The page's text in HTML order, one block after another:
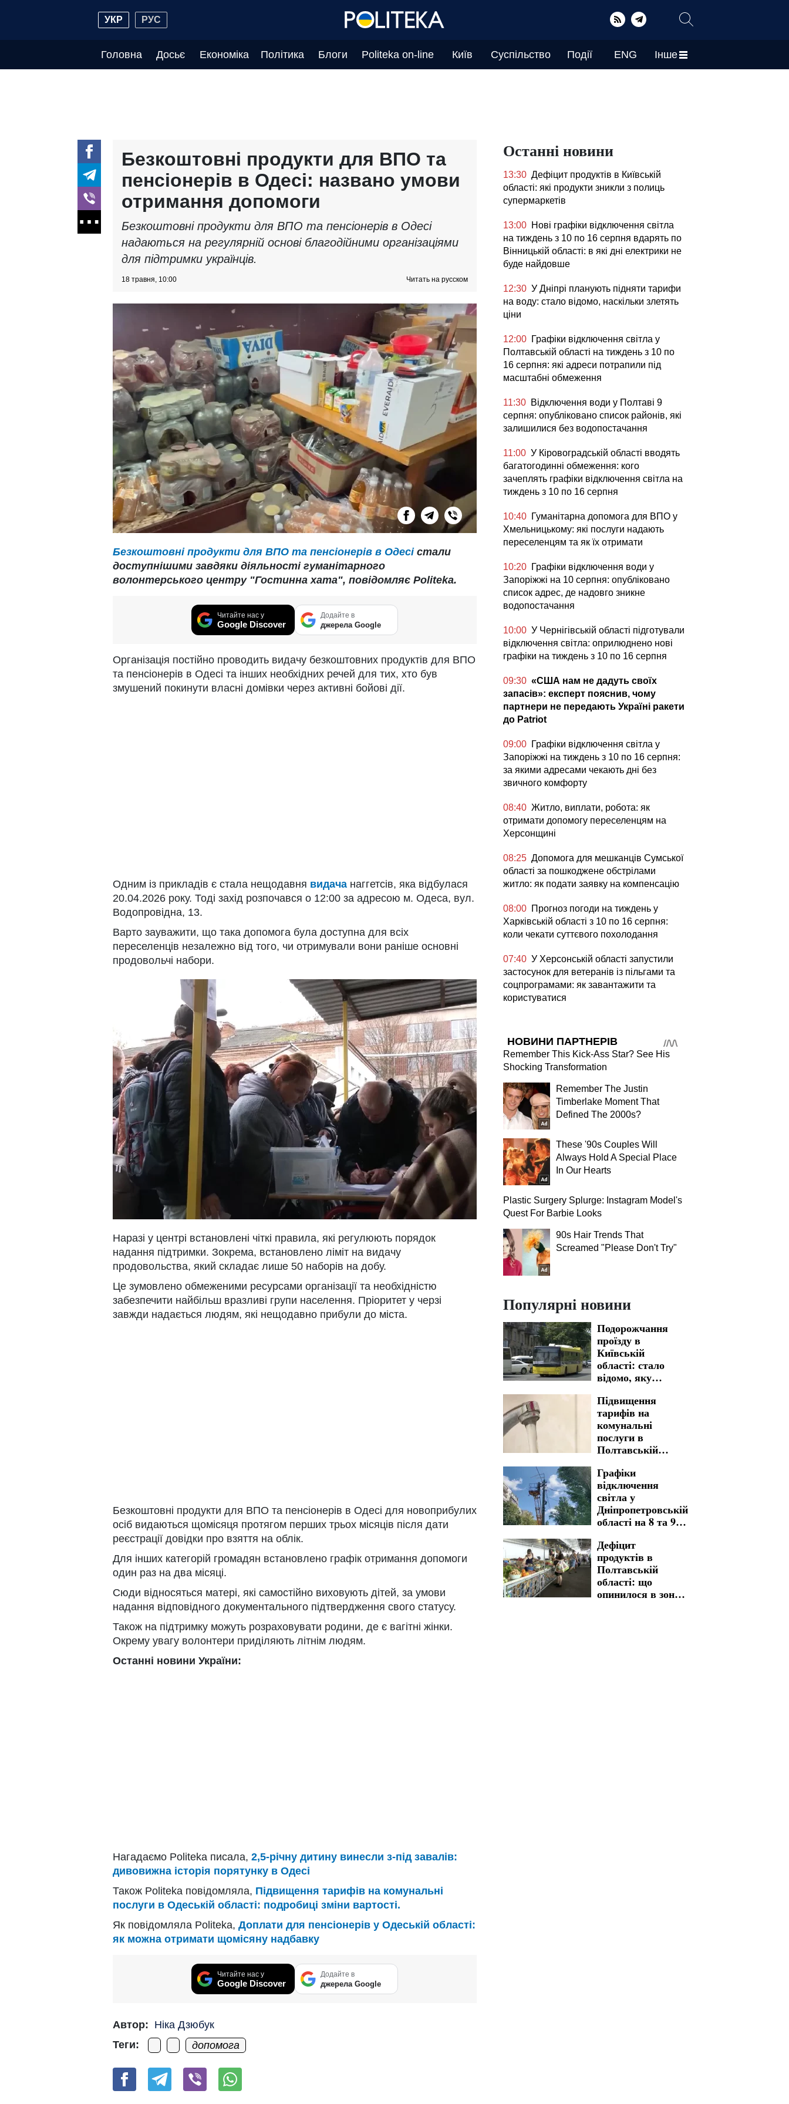
УКР РУС
Головна Досьє Економіка Політика Блоги Politeka on-line Київ Суспільство Події ENG Інше
Безкоштовні продукти для ВПО та
пенсіонерів в Одесі: названо умови
отримання допомоги
Безкоштовні продукти для ВПО та пенсіонерів в Одесі
надаються на регулярній основі благодійними організаціями
для підтримки українців.
18 травня, 10:00 Читать на русском
Безкоштовні продукти для ВПО та пенсіонерів в Одесістали
доступнішими завдяки діяльності гуманітарного
волонтерського центру "Гостинна хата", повідомляє Politeka.
Читайте нас у
Google Discover
Додайте в
джерела Google
Організація постійно проводить видачу безкоштовних продуктів для ВПО
та пенсіонерів в Одесі та інших необхідних речей для тих, хто був
змушений покинути власні домівки через активні бойові дії.
Одним із прикладів є стала нещодавня видача наггетсів, яка відбулася
20.04.2026 року. Тоді захід розпочався о 12:00 за адресою м. Одеса, вул.
Водопровідна, 13.
Варто зауважити, що така допомога була доступна для всіх
переселенців незалежно від того, чи отримували вони раніше основні
продовольчі набори.
Наразі у центрі встановлені чіткі правила, які регулюють порядок
надання підтримки. Зокрема, встановлено ліміт на видачу
продовольства, який складає лише 50 наборів на добу.
Це зумовлено обмеженими ресурсами організації та необхідністю
забезпечити найбільш вразливі групи населення. Пріоритет у черзі
завжди надається людям, які нещодавно прибули до міста.
Безкоштовні продукти для ВПО та пенсіонерів в Одесі для новоприбулих
осіб видаються щомісяця протягом перших трьох місяців після дати
реєстрації довідки про взяття на облік.
Для інших категорій громадян встановлено графік отримання допомоги
один раз на два місяці.
Сюди відносяться матері, які самостійно виховують дітей, за умови
надання відповідного документального підтвердження свого статусу.
Також на підтримку можуть розраховувати родини, де є вагітні жінки.
Окрему увагу волонтери приділяють літнім людям.
Останні новини України:
Нагадаємо Politeka писала, 2,5-річну дитину винесли з-під завалів:
дивовижна історія порятунку в Одесі
Також Politeka повідомляла, Підвищення тарифів на комунальні
послуги в Одеській області: подробиці зміни вартості.
Як повідомляла Politeka, Доплати для пенсіонерів у Одеській області:
як можна отримати щомісяну надбавку
Читайте нас у
Google Discover
Додайте в
джерела Google
Автор: Ніка Дзюбук
Теги:
допомога
Останні новини
13:30 Дефіцит продуктів в Київській
області: які продукти зникли з полиць
супермаркетів
13:00 Нові графіки відключення світла
на тиждень з 10 по 16 серпня вдарять по
Вінницькій області: в які дні електрики не
буде найдовше
12:30 У Дніпрі планують підняти тарифи
на воду: стало відомо, наскільки злетять
ціни
12:00 Графіки відключення світла у
Полтавській області на тиждень з 10 по
16 серпня: які адреси потрапили під
масштабні обмеження
11:30 Відключення води у Полтаві 9
серпня: опубліковано список районів, які
залишилися без водопостачання
11:00 У Кіровоградській області вводять
багатогодинні обмеження: кого
зачеплять графіки відключення світла на
тиждень з 10 по 16 серпня
10:40 Гуманітарна допомога для ВПО у
Хмельницькому: які послуги надають
переселенцям та як їх отримати
10:20 Графіки відключення води у
Запоріжжі на 10 серпня: опубліковано
список адрес, де надовго зникне
водопостачання
10:00 У Чернігівській області підготували
відключення світла: оприлюднено нові
графіки на тиждень з 10 по 16 серпня
09:30 «США нам не дадуть своїх
запасів»: експерт пояснив, чому
партнери не передають Україні ракети
до Patriot
09:00 Графіки відключення світла у
Запоріжжі на тиждень з 10 по 16 серпня:
за якими адресами чекають дні без
звичного комфорту
08:40 Житло, виплати, робота: як
отримати допомогу переселенцям на
Херсонщині
08:25 Допомога для мешканців Сумської
області за пошкоджене обстрілами
житло: як подати заявку на компенсацію
08:00 Прогноз погоди на тиждень у
Харківській області з 10 по 16 серпня:
коли чекати суттєвого похолодання
07:40 У Херсонській області запустили
застосунок для ветеранів із пільгами та
соцпрограмами: як завантажити та
користуватися
НОВИНИ ПАРТНЕРІВ
Remember This Kick-Ass Star? See His
Shocking Transformation
Remember The Justin
Timberlake Moment That
Defined The 2000s?
These '90s Couples Will
Always Hold A Special Place
In Our Hearts
Plastic Surgery Splurge: Instagram Model's
Quest For Barbie Looks
90s Hair Trends That
Screamed "Please Don't Try"
Популярні новини
Подорожчання
проїзду в
Київській
області: стало
відомо, яку
встановлено
Підвищення
тарифів на
комунальні
послуги в
Полтавській
вартістю
мешканці
стикнуться у
платіжках
Графіки
відключення
світла у
Дніпропетровській
області на 8 та 9
доведеться
зустріти вихідні
без електрики
Дефіцит
продуктів в
Полтавській
області: що
опинилося в зоні